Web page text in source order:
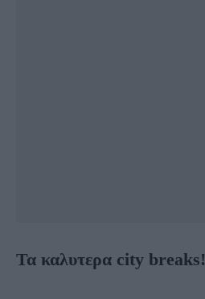
Τα καλυτερα city breaks!